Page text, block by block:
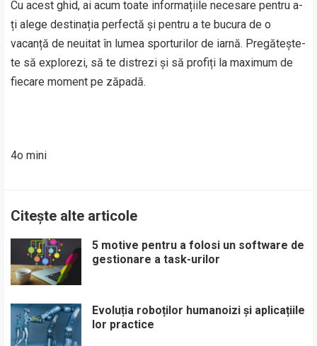
Cu acest ghid, ai acum toate informațiile necesare pentru a-
ți alege destinația perfectă și pentru a te bucura de o
vacanță de neuitat în lumea sporturilor de iarnă. Pregătește-
te să explorezi, să te distrezi și să profiți la maximum de
fiecare moment pe zăpadă.
4o mini
Citește alte articole
5 motive pentru a folosi un software de
gestionare a task-urilor
Evoluția roboților humanoizi și aplicațiile
lor practice